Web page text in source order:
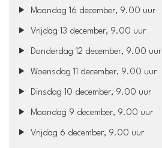
Maandag 16 december, 9.00 uur
Vrijdag 13 december, 9.00 uur
Donderdag 12 december, 9.00 uur
Woensdag 11 december, 9.00 uur
Dinsdag 10 december, 9.00 uur
Maandag 9 december, 9.00 uur
Vrijdag 6 december, 9.00 uur